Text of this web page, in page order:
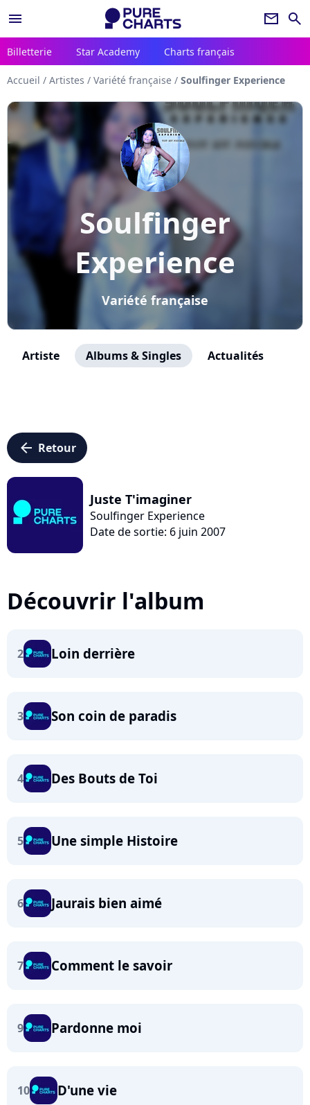
menu newsletter search
Billetterie Star Academy Charts français
Accueil / Artistes / Variété française / Soulfinger Experience
Soulfinger
Experience
Variété française
Artiste Albums & Singles Actualités
arrow_left Retour
Juste T'imaginer
Soulfinger Experience
Date de sortie: 6 juin 2007
Découvrir l'album
2 Loin derrière
3 Son coin de paradis
4 Des Bouts de Toi
5 Une simple Histoire
6 Jaurais bien aimé
7 Comment le savoir
9 Pardonne moi
10 D'une vie